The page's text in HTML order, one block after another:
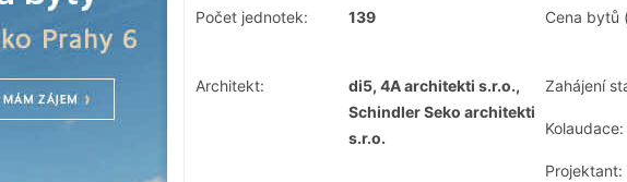
Počet jednotek: 139 Cena bytů
Architekt:
di5, 4A architekti s.r.o.,
Schindler Seko architekti
s.r.o.
Zahájení
Kolaudace:
Projektant: